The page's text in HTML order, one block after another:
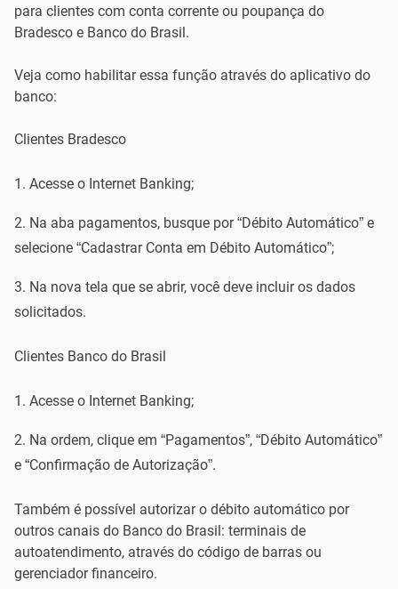
para clientes com conta corrente ou poupança do
Bradesco e Banco do Brasil.
Veja como habilitar essa função através do aplicativo do
banco:
Clientes Bradesco
Acesse o Internet Banking;
Na aba pagamentos, busque por “Débito Automático” e
selecione “Cadastrar Conta em Débito Automático”;
Na nova tela que se abrir, você deve incluir os dados
solicitados.
Clientes Banco do Brasil
Acesse o Internet Banking;
Na ordem, clique em “Pagamentos”, “Débito Automático”
e “Confirmação de Autorização”.
Também é possível autorizar o débito automático por
outros canais do Banco do Brasil: terminais de
autoatendimento, através do código de barras ou
gerenciador financeiro.